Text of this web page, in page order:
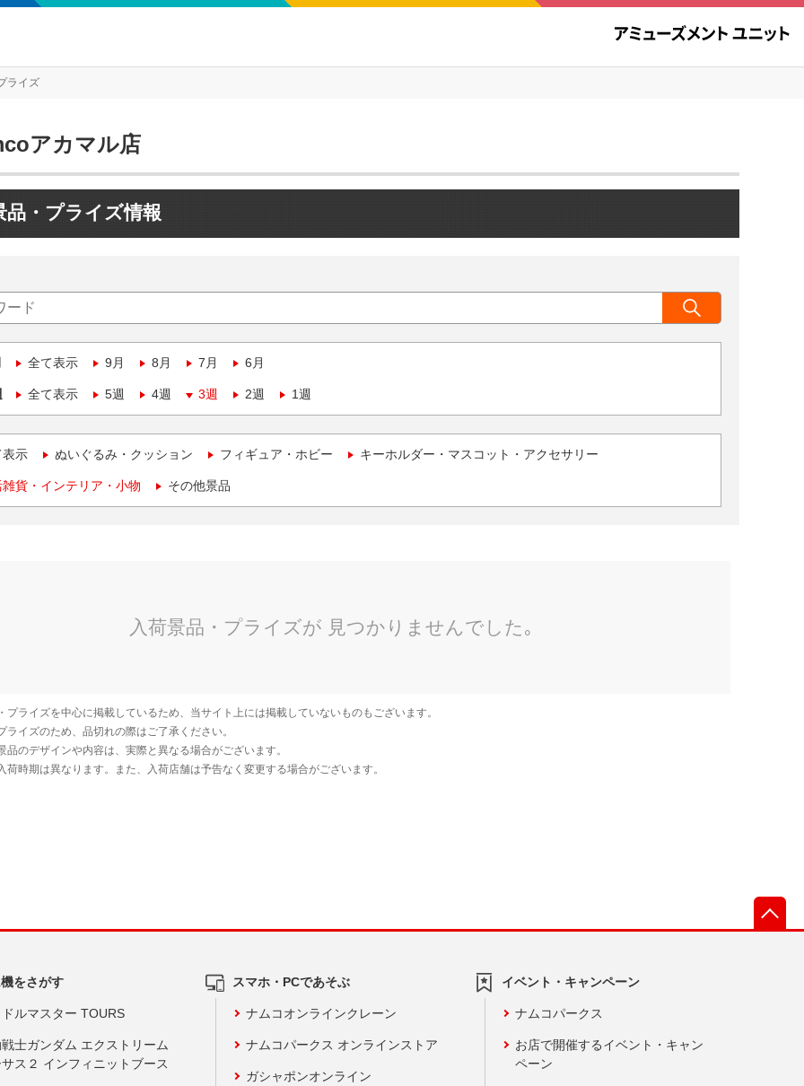
ライズ
アカマル店
品・プライズ情報
全て表示 9月 8月 7月 6月
全て表示 5週 4週 3週 2週 1週
表示 ぬいぐるみ・クッション フィギュア・ホビー キーホルダー・マスコット・アクセサリー
貨・インテリア・小物 その他景品
をさがす
ルマスター TOURS
士ガンダム エクストリーム
ス２ インフィニットブース
スマホ・PCであそぶ
ナムコオンラインクレーン
ナムコパークス オンラインストア
ガシャポンオンライン
イベント・キャンペーン
ナムコパークス
お店で開催するイベント・キャン
ペーン